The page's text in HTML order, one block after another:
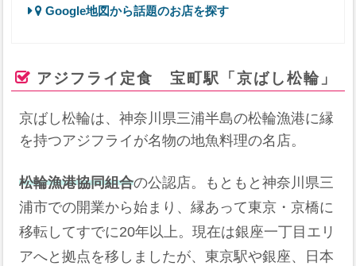
Google地図から話題のお店を探す
アジフライ定食 宝町駅「京ばし松輪」
京ばし松輪は、神奈川県三浦半島の松輪漁港に縁
を持つアジフライが名物の地魚料理の名店。
松輪漁港協同組合の公認店。もともと神奈川県三
浦市での開業から始まり、縁あって東京・京橋に
移転してすでに20年以上。現在は銀座一丁目エリ
アへと拠点を移しましたが、東京駅や銀座、日本